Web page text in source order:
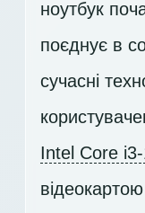
ноутбук
поєднує в
сучасні
Intel Core
відеокартою